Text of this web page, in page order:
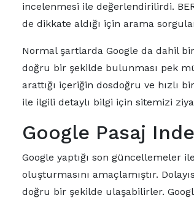
incelenmesi ile değerlendirilirdi.
de dikkate aldığı için arama
Normal şartlarda Google da dahil
doğru bir şekilde bulunması pek
arattığı içeriğin dosdoğru ve hızlı
ile ilgili detaylı bilgi için sitemizi
Google Pasaj
Google yaptığı son
oluşturmasını amaçlamıştır.
doğru bir şekilde ulaşabilirler.